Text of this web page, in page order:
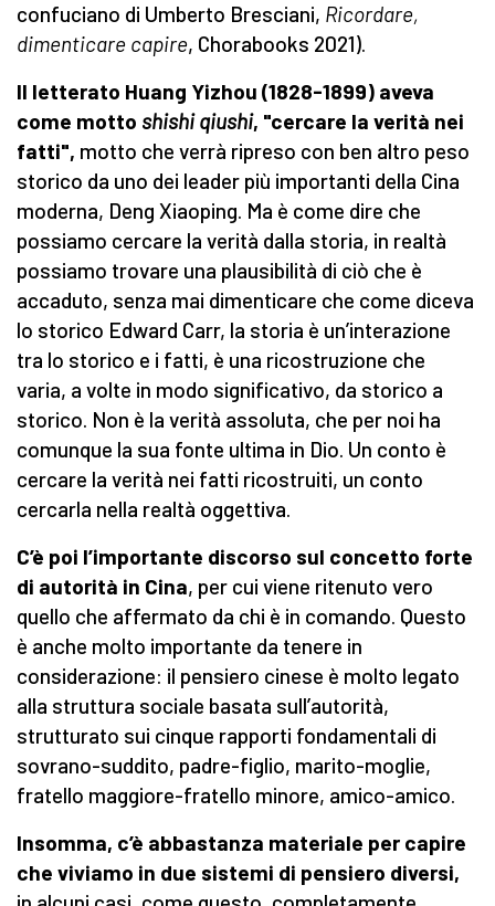
confuciano di Umberto Bresciani, Ricordare,
dimenticare capire, Chorabooks 2021).
Il letterato Huang Yizhou (1828-1899) aveva
come motto shishi qiushi, "cercare la verità nei
fatti", motto che verrà ripreso con ben altro peso
storico da uno dei leader più importanti della Cina
moderna, Deng Xiaoping. Ma è come dire che
possiamo cercare la verità dalla storia, in realtà
possiamo trovare una plausibilità di ciò che è
accaduto, senza mai dimenticare che come diceva
lo storico Edward Carr, la storia è un’interazione
tra lo storico e i fatti, è una ricostruzione che
varia, a volte in modo significativo, da storico a
storico. Non è la verità assoluta, che per noi ha
comunque la sua fonte ultima in Dio. Un conto è
cercare la verità nei fatti ricostruiti, un conto
cercarla nella realtà oggettiva.
C’è poi l’importante discorso sul concetto forte
di autorità in Cina, per cui viene ritenuto vero
quello che affermato da chi è in comando. Questo
è anche molto importante da tenere in
considerazione: il pensiero cinese è molto legato
alla struttura sociale basata sull’autorità,
strutturato sui cinque rapporti fondamentali di
sovrano-suddito, padre-figlio, marito-moglie,
fratello maggiore-fratello minore, amico-amico.
Insomma, c’è abbastanza materiale per capire
che viviamo in due sistemi di pensiero diversi,